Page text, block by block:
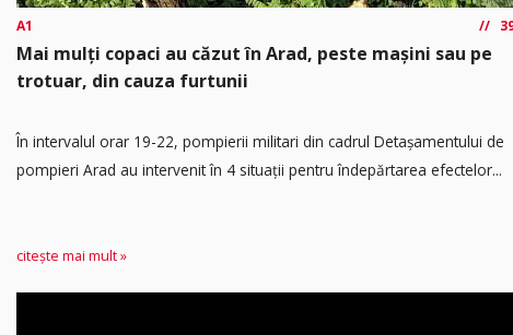
A1
Mai mulți copaci au căzut în Arad, peste mașini sau pe
trotuar, din cauza furtunii
În intervalul orar 19-22, pompierii militari din cadrul Detașamentului de
pompieri Arad au intervenit în 4 situații pentru îndepărtarea efectelor...
citește mai mult »